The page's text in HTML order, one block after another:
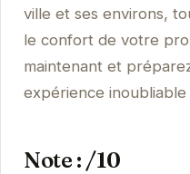
ville et ses environs,
le confort de votre
maintenant et
expérience inoubliable
Note : /10